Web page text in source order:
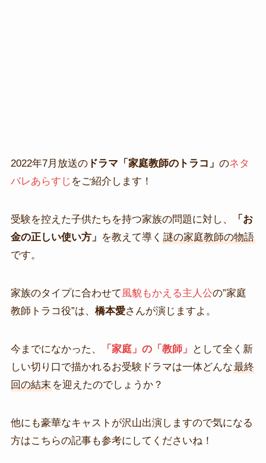
2022年7月放送のドラマ「家庭教師のトラコ」 のネタ
バレあらすじ をご紹介します！
受験を控えた子供たちを持つ家族の問題に対し、
「お
金の正しい使い方」 を教えて導く 謎の家庭教師の物語
です。
家族のタイプに合わせて風貌もかえる主人公の”家庭
教師トラコ役”は、 橋本愛さんが演じますよ。
今までになかった、 「家庭」の「教師」
として全く新
しい切り口で描かれるお受験ドラマは一体どんな最終
回の結末を迎えたのでしょうか？
他にも豪華なキャストが沢山出演しますので気になる
方はこちらの記事も参考にしてくださいね！